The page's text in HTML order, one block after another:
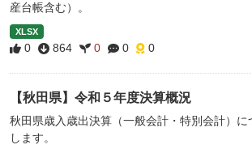
産台帳含む）。
XLSX
0 864 0 0 0
【秋田県】令和５年度決算概況
秋田県歳入歳出決算（一般会計・特別会計）に
します。